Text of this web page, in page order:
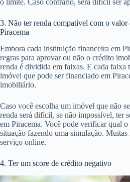
o limite. Caso contrário, será difícil ser
3. Não ter renda compatível com o valor
Piracema
Embora cada instituição financeira em
regras para aprovar ou não o crédito
renda é dividida em faixas. E cada faixa
imóvel que pode ser financiado em
imobiliário.
Caso você escolha um imóvel que não
renda será difícil, se não impossível, ter
em Piracema. Você pode verificar qual
situação fazendo uma simulação. Muitas
serviço online.
4. Ter um score de crédito negativo